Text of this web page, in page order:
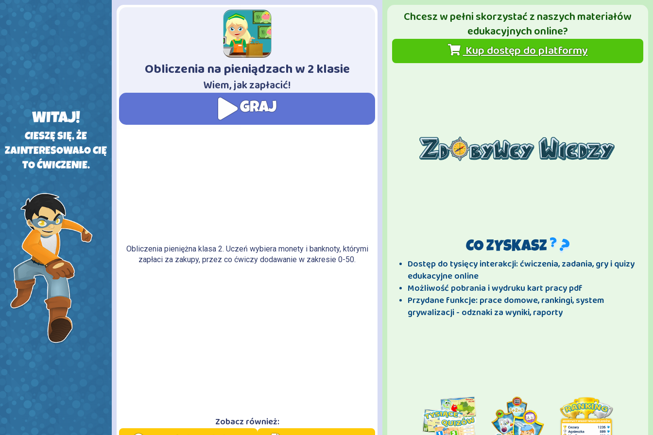
WITAJ!
CIESZĘ SIĘ, ŻE
ZAINTERESOWAŁO CIĘ
TO ĆWICZENIE.
Obliczenia na pieniądzach w 2 klasie
- Wiem, jak zapłacić!
GRAJ
Obliczenia pieniężna klasa 2. Uczeń wybiera monety i banknoty, którymi
zapłaci za zakupy, przez co ćwiczy dodawanie w zakresie 0-50.
Zobacz również:
Chcesz w pełni skorzystać z naszych materiałów
edukacyjnych online?
Kup dostęp do platformy
CO ZYSKASZ
Dostęp do tysięcy interakcji: ćwiczenia, zadania, gry i quizy
edukacyjne online
Możliwość pobrania i wydruku kart pracy pdf
Przydane funkcje: prace domowe, rankingi, system
grywalizacji - odznaki za wyniki, raporty